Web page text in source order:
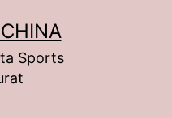
Sports